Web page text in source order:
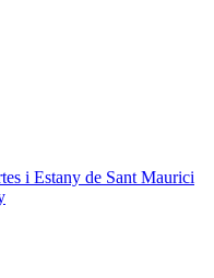
i Estany de Sant Maurici